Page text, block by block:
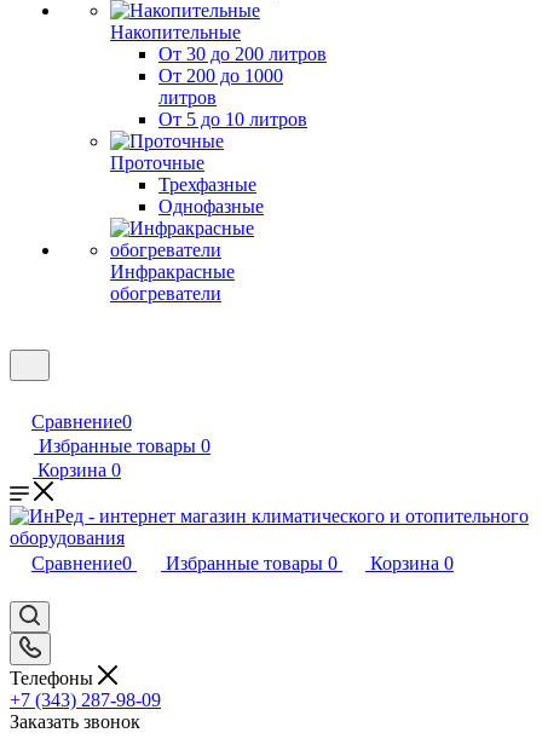
Накопительные
От 30 до 200 литров
От 200 до 1000
литров
От 5 до 10 литров
Проточные
Трехфазные
Однофазные
Инфракрасные
обогреватели
Сравнение0
Избранные товары 0
Корзина 0
Сравнение0 Избранные товары 0 Корзина 0
Телефоны
+7 (343) 287-98-09
Заказать звонок